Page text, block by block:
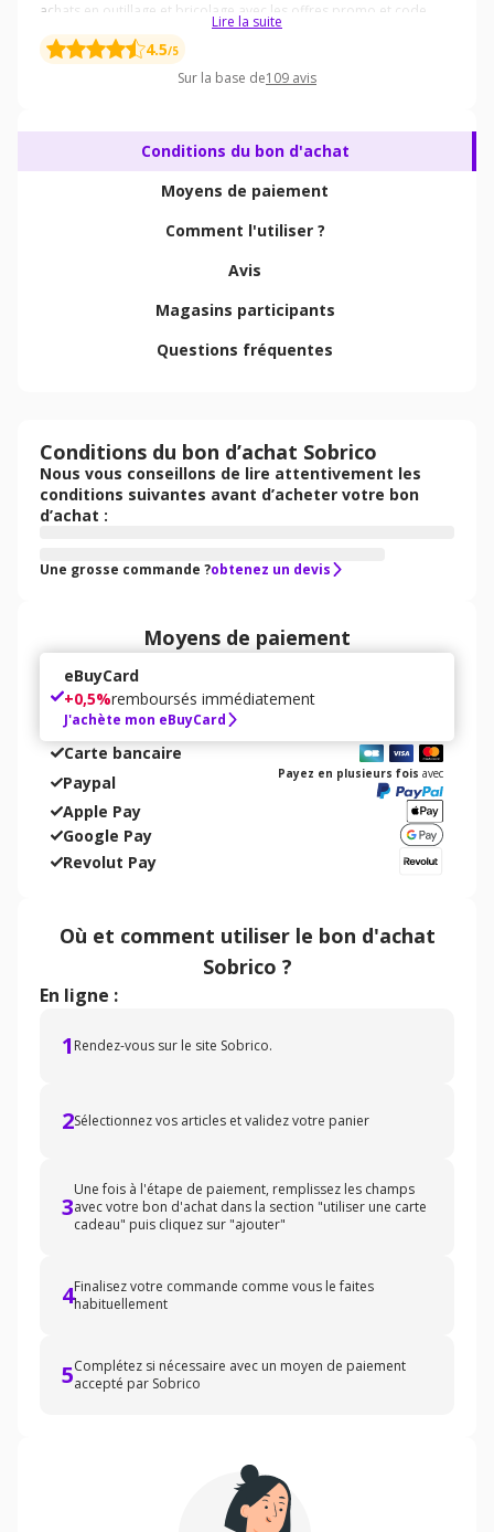
Lire la suite
4.5/5
Sur la base de109 avis
Conditions du bon d'achat
Moyens de paiement
Comment l'utiliser ?
Avis
Magasins participants
Questions fréquentes
Conditions du bon d’achat Sobrico
Nous vous conseillons de lire attentivement les
conditions suivantes avant d’acheter votre bon
d’achat :
Une grosse commande ?obtenez un devis
Moyens de paiement
eBuyCard
+0,5%remboursés immédiatement
J'achète mon eBuyCard
Carte bancaire
Paypal
Payez en plusieurs fois avec
Apple Pay
Google Pay
Revolut Pay
Où et comment utiliser le bon d'achat
Sobrico ?
En ligne :
1 Rendez-vous sur le site Sobrico.
2Sélectionnez vos articles et validez votre panier
3
Une fois à l'étape de paiement, remplissez les champs
avec votre bon d'achat dans la section "utiliser une carte
cadeau" puis cliquez sur "ajouter"
4Finalisez votre commande comme vous le faites
habituellement
5Complétez si nécessaire avec un moyen de paiement
accepté par Sobrico